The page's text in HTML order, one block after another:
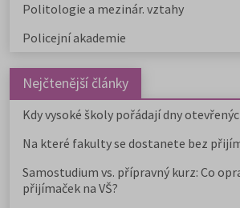
Politologie a mezinár. vztahy
Policejní akademie
Nejčtenější články
Kdy vysoké školy pořádají dny
Na které fakulty se dostanete bez
Samostudium vs. přípravný kurz: Co
přijímaček na VŠ?